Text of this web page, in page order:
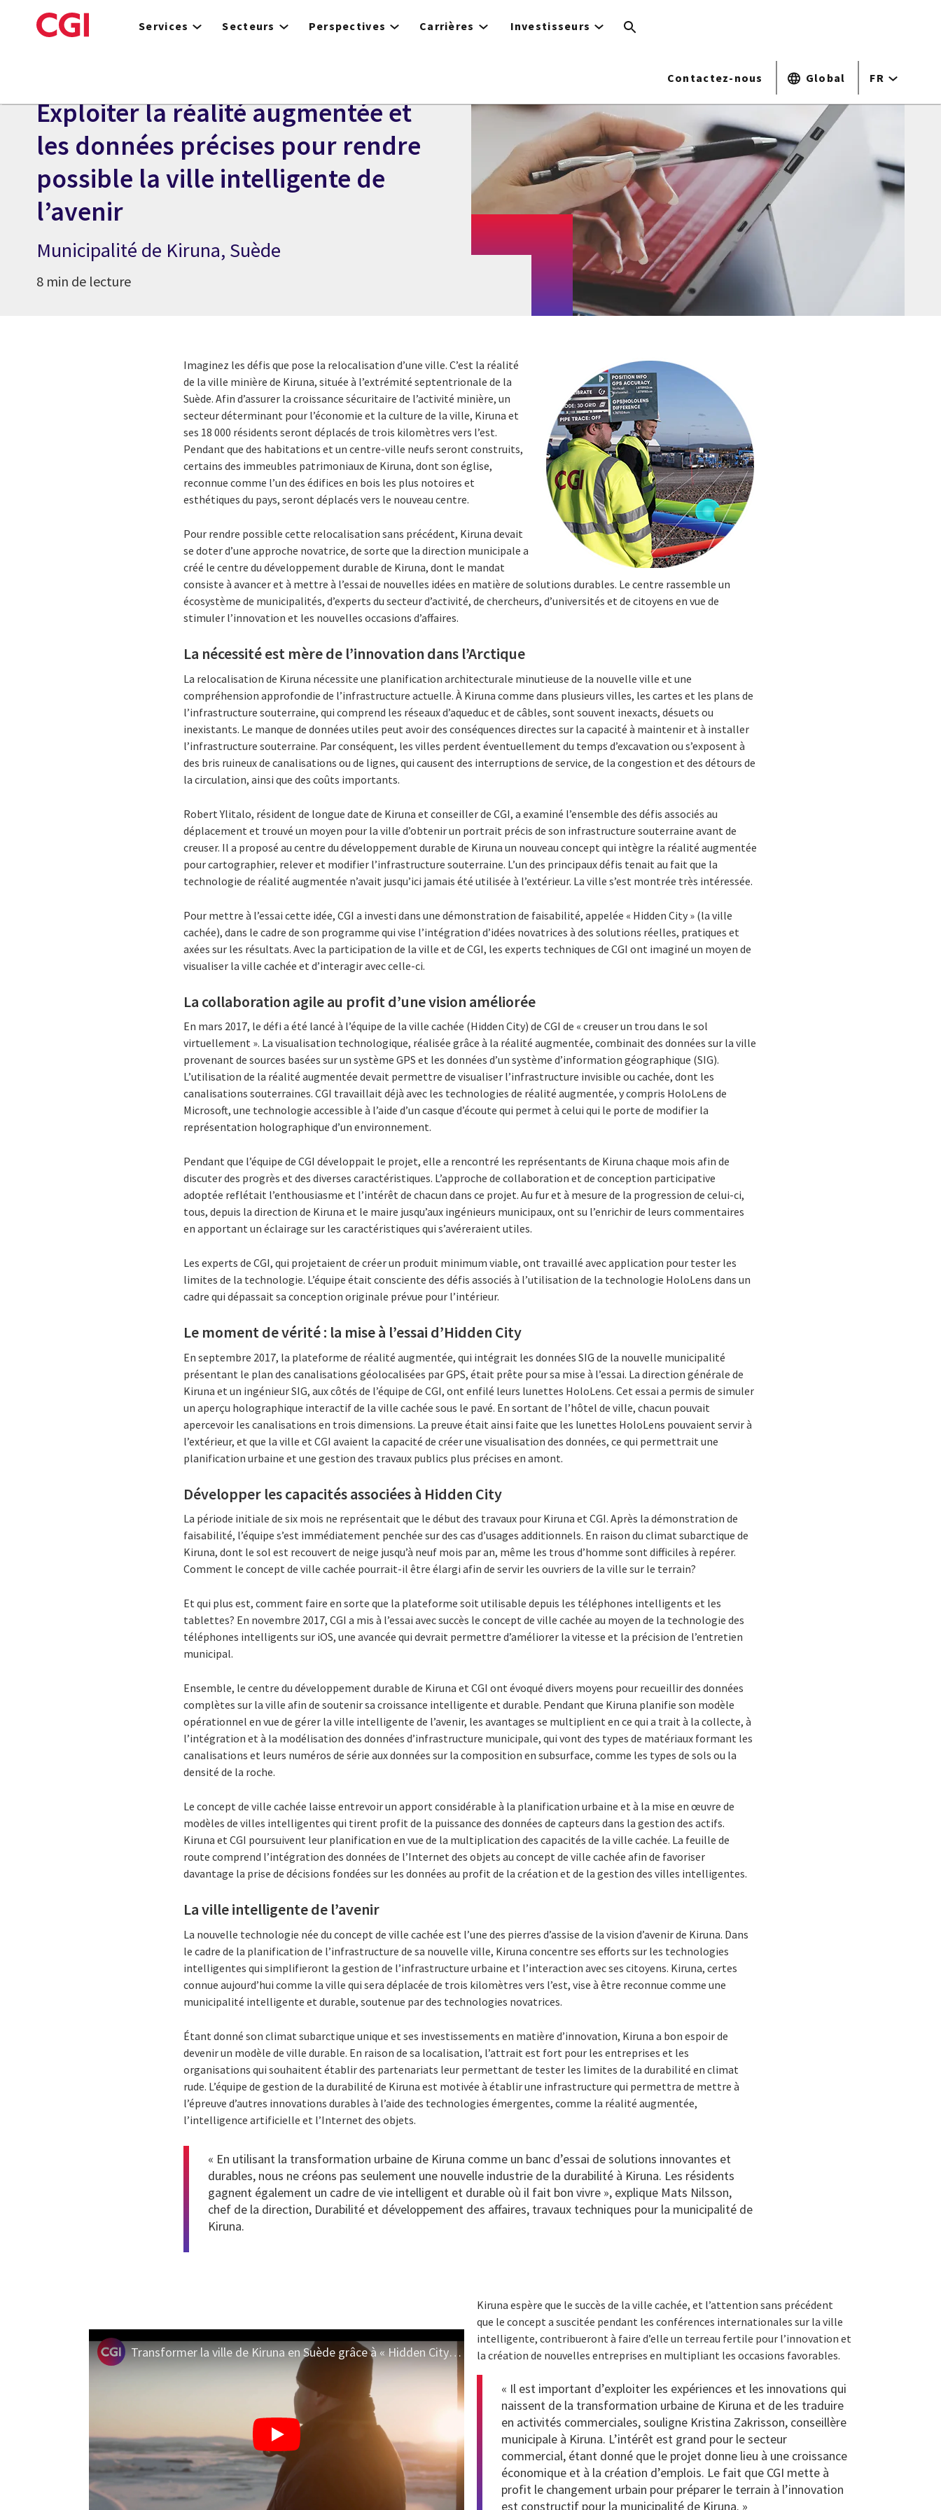
to
Services Secteurs Perspectives Carrières Investisseurs
Contactez-nous Global FR
Exploiter la réalité augmentée et
les données précises pour rendre
possible la ville intelligente de
l’avenir
Municipalité de Kiruna, Suède
8 min de lecture
Imaginez les défis que pose la relocalisation d’une ville. C’est la réalité
de la ville minière de Kiruna, située à l’extrémité septentrionale de la
Suède. Afin d’assurer la croissance sécuritaire de l’activité minière, un
secteur déterminant pour l’économie et la culture de la ville, Kiruna et
ses 18 000 résidents seront déplacés de trois kilomètres vers l’est.
Pendant que des habitations et un centre-ville neufs seront construits,
certains des immeubles patrimoniaux de Kiruna, dont son église,
reconnue comme l’un des édifices en bois les plus notoires et
esthétiques du pays, seront déplacés vers le nouveau centre.
Pour rendre possible cette relocalisation sans précédent, Kiruna devait
se doter d’une approche novatrice, de sorte que la direction municipale a
créé le centre du développement durable de Kiruna, dont le mandat
consiste à avancer et à mettre à l’essai de nouvelles idées en matière de solutions durables. Le centre rassemble un
écosystème de municipalités, d’experts du secteur d’activité, de chercheurs, d’universités et de citoyens en vue de
stimuler l’innovation et les nouvelles occasions d’affaires.
La nécessité est mère de l’innovation dans l’Arctique
La relocalisation de Kiruna nécessite une planification architecturale minutieuse de la nouvelle ville et une
compréhension approfondie de l’infrastructure actuelle. À Kiruna comme dans plusieurs villes, les cartes et les plans de
l’infrastructure souterraine, qui comprend les réseaux d’aqueduc et de câbles, sont souvent inexacts, désuets ou
inexistants. Le manque de données utiles peut avoir des conséquences directes sur la capacité à maintenir et à installer
l’infrastructure souterraine. Par conséquent, les villes perdent éventuellement du temps d’excavation ou s’exposent à
des bris ruineux de canalisations ou de lignes, qui causent des interruptions de service, de la congestion et des détours de
la circulation, ainsi que des coûts importants.
Robert Ylitalo, résident de longue date de Kiruna et conseiller de CGI, a examiné l’ensemble des défis associés au
déplacement et trouvé un moyen pour la ville d’obtenir un portrait précis de son infrastructure souterraine avant de
creuser. Il a proposé au centre du développement durable de Kiruna un nouveau concept qui intègre la réalité augmentée
pour cartographier, relever et modifier l’infrastructure souterraine. L’un des principaux défis tenait au fait que la
technologie de réalité augmentée n’avait jusqu’ici jamais été utilisée à l’extérieur. La ville s’est montrée très intéressée.
Pour mettre à l’essai cette idée, CGI a investi dans une démonstration de faisabilité, appelée « Hidden City » (la ville
cachée), dans le cadre de son programme qui vise l’intégration d’idées novatrices à des solutions réelles, pratiques et
axées sur les résultats. Avec la participation de la ville et de CGI, les experts techniques de CGI ont imaginé un moyen de
visualiser la ville cachée et d’interagir avec celle-ci.
La collaboration agile au profit d’une vision améliorée
En mars 2017, le défi a été lancé à l’équipe de la ville cachée (Hidden City) de CGI de « creuser un trou dans le sol
virtuellement ». La visualisation technologique, réalisée grâce à la réalité augmentée, combinait des données sur la ville
provenant de sources basées sur un système GPS et les données d’un système d’information géographique (SIG).
L’utilisation de la réalité augmentée devait permettre de visualiser l’infrastructure invisible ou cachée, dont les
canalisations souterraines. CGI travaillait déjà avec les technologies de réalité augmentée, y compris HoloLens de
Microsoft, une technologie accessible à l’aide d’un casque d’écoute qui permet à celui qui le porte de modifier la
représentation holographique d’un environnement.
Pendant que l’équipe de CGI développait le projet, elle a rencontré les représentants de Kiruna chaque mois afin de
discuter des progrès et des diverses caractéristiques. L’approche de collaboration et de conception participative
adoptée reflétait l’enthousiasme et l’intérêt de chacun dans ce projet. Au fur et à mesure de la progression de celui-ci,
tous, depuis la direction de Kiruna et le maire jusqu’aux ingénieurs municipaux, ont su l’enrichir de leurs commentaires
en apportant un éclairage sur les caractéristiques qui s’avéreraient utiles.
Les experts de CGI, qui projetaient de créer un produit minimum viable, ont travaillé avec application pour tester les
limites de la technologie. L’équipe était consciente des défis associés à l’utilisation de la technologie HoloLens dans un
cadre qui dépassait sa conception originale prévue pour l’intérieur.
Le moment de vérité : la mise à l’essai d’Hidden City
En septembre 2017, la plateforme de réalité augmentée, qui intégrait les données SIG de la nouvelle municipalité
présentant le plan des canalisations géolocalisées par GPS, était prête pour sa mise à l’essai. La direction générale de
Kiruna et un ingénieur SIG, aux côtés de l’équipe de CGI, ont enfilé leurs lunettes HoloLens. Cet essai a permis de simuler
un aperçu holographique interactif de la ville cachée sous le pavé. En sortant de l’hôtel de ville, chacun pouvait
apercevoir les canalisations en trois dimensions. La preuve était ainsi faite que les lunettes HoloLens pouvaient servir à
l’extérieur, et que la ville et CGI avaient la capacité de créer une visualisation des données, ce qui permettrait une
planification urbaine et une gestion des travaux publics plus précises en amont.
Développer les capacités associées à Hidden City
La période initiale de six mois ne représentait que le début des travaux pour Kiruna et CGI. Après la démonstration de
faisabilité, l’équipe s’est immédiatement penchée sur des cas d’usages additionnels. En raison du climat subarctique de
Kiruna, dont le sol est recouvert de neige jusqu’à neuf mois par an, même les trous d’homme sont difficiles à repérer.
Comment le concept de ville cachée pourrait-il être élargi afin de servir les ouvriers de la ville sur le terrain?
Et qui plus est, comment faire en sorte que la plateforme soit utilisable depuis les téléphones intelligents et les
tablettes? En novembre 2017, CGI a mis à l’essai avec succès le concept de ville cachée au moyen de la technologie des
téléphones intelligents sur iOS, une avancée qui devrait permettre d’améliorer la vitesse et la précision de l’entretien
municipal.
Ensemble, le centre du développement durable de Kiruna et CGI ont évoqué divers moyens pour recueillir des données
complètes sur la ville afin de soutenir sa croissance intelligente et durable. Pendant que Kiruna planifie son modèle
opérationnel en vue de gérer la ville intelligente de l’avenir, les avantages se multiplient en ce qui a trait à la collecte, à
l’intégration et à la modélisation des données d’infrastructure municipale, qui vont des types de matériaux formant les
canalisations et leurs numéros de série aux données sur la composition en subsurface, comme les types de sols ou la
densité de la roche.
Le concept de ville cachée laisse entrevoir un apport considérable à la planification urbaine et à la mise en œuvre de
modèles de villes intelligentes qui tirent profit de la puissance des données de capteurs dans la gestion des actifs.
Kiruna et CGI poursuivent leur planification en vue de la multiplication des capacités de la ville cachée. La feuille de
route comprend l’intégration des données de l’Internet des objets au concept de ville cachée afin de favoriser
davantage la prise de décisions fondées sur les données au profit de la création et de la gestion des villes intelligentes.
La ville intelligente de l’avenir
La nouvelle technologie née du concept de ville cachée est l’une des pierres d’assise de la vision d’avenir de Kiruna. Dans
le cadre de la planification de l’infrastructure de sa nouvelle ville, Kiruna concentre ses efforts sur les technologies
intelligentes qui simplifieront la gestion de l’infrastructure urbaine et l’interaction avec ses citoyens. Kiruna, certes
connue aujourd’hui comme la ville qui sera déplacée de trois kilomètres vers l’est, vise à être reconnue comme une
municipalité intelligente et durable, soutenue par des technologies novatrices.
Étant donné son climat subarctique unique et ses investissements en matière d’innovation, Kiruna a bon espoir de
devenir un modèle de ville durable. En raison de sa localisation, l’attrait est fort pour les entreprises et les
organisations qui souhaitent établir des partenariats leur permettant de tester les limites de la durabilité en climat
rude. L’équipe de gestion de la durabilité de Kiruna est motivée à établir une infrastructure qui permettra de mettre à
l’épreuve d’autres innovations durables à l’aide des technologies émergentes, comme la réalité augmentée,
l’intelligence artificielle et l’Internet des objets.
« En utilisant la transformation urbaine de Kiruna comme un banc d’essai de solutions innovantes et
durables, nous ne créons pas seulement une nouvelle industrie de la durabilité à Kiruna. Les résidents
gagnent également un cadre de vie intelligent et durable où il fait bon vivre », explique Mats Nilsson,
chef de la direction, Durabilité et développement des affaires, travaux techniques pour la municipalité de
Kiruna.
Transformer la ville de Kiruna en Suède grâce à « Hidden City », une innovation de CGI
Kiruna espère que le succès de la ville cachée, et l’attention sans précédent
que le concept a suscitée pendant les conférences internationales sur la ville
intelligente, contribueront à faire d’elle un terreau fertile pour l’innovation et
la création de nouvelles entreprises en multipliant les occasions favorables.
« Il est important d’exploiter les expériences et les innovations qui
naissent de la transformation urbaine de Kiruna et de les traduire
en activités commerciales, souligne Kristina Zakrisson, conseillère
municipale à Kiruna. L’intérêt est grand pour le secteur
commercial, étant donné que le projet donne lieu à une croissance
économique et à la création d’emplois. Le fait que CGI mette à
profit le changement urbain pour préparer le terrain à l’innovation
est constructif pour la municipalité de Kiruna. »